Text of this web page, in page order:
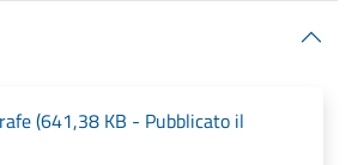
(641,38 KB - Pubblicato il